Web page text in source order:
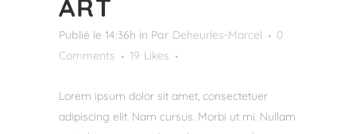
ART
Publié le 14:36h in Par Deheurles-Marcel
0
Comments
19 Likes
Lorem ipsum dolor sit amet, consectetuer
adipiscing elit. Nam cursus. Morbi ut mi. Nullam